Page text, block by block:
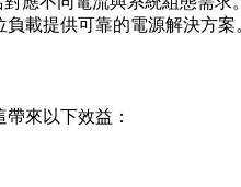
載提供可靠的電源解決方案
來以下效益：